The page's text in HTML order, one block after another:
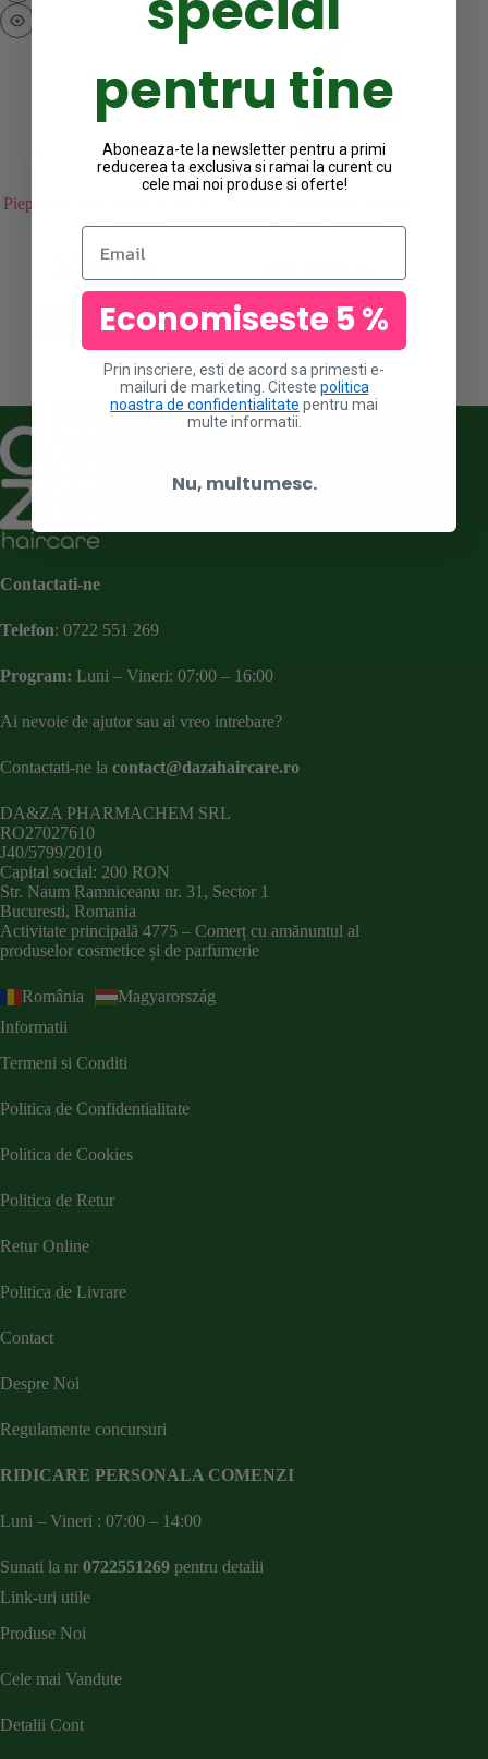
Pieptan cu dinti grosi si rari cu
agatatoare – mov
20.00lei
ADAUGA IN COS
PRO – verde neon
20.00lei
ADAUGA IN COS
Contactati-ne
Telefon: 0722 551 269
Program: Luni – Vineri: 07:00 – 16:00
Ai nevoie de ajutor sau ai vreo intrebare?
Contactati-ne la contact@dazahaircare.ro
DA&ZA PHARMACHEM SRL
RO27027610
J40/5799/2010
Capital social: 200 RON
Str. Naum Ramniceanu nr. 31, Sector 1
Bucuresti, Romania
Activitate principală 4775 – Comerț cu amănuntul al
produselor cosmetice și de parfumerie
România
Magyarország
Informatii
Termeni si Conditi
Politica de Confidentialitate
Politica de Cookies
Politica de Retur
Retur Online
Politica de Livrare
Contact
Despre Noi
Regulamente concursuri
RIDICARE PERSONALA COMENZI
Luni – Vineri : 07:00 – 14:00
Sunati la nr 0722551269 pentru detalii
Link-uri utile
Produse Noi
Cele mai Vandute
Detalii Cont
pentru tine
Aboneaza-te la newsletter pentru a primi
reducerea ta exclusiva si ramai la curent cu
cele mai noi produse si oferte!
Email
Economiseste 5 %
Prin inscriere, esti de acord sa primesti e-
mailuri de marketing. Citeste politica
noastra de confidentialitate pentru mai
multe informatii.
Nu, multumesc.